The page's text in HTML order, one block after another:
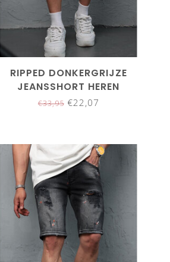
RIPPED DONKERGRIJZE
JEANSSHORT HEREN
€33,95€22,07